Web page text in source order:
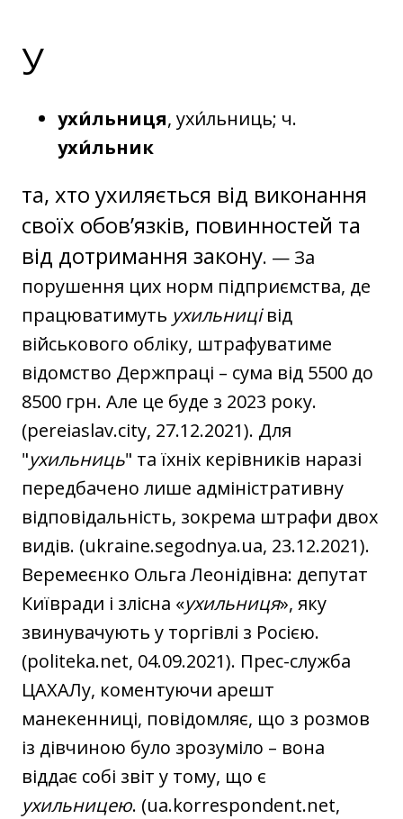
У
ухи́льниця, ухи́льниць; ч.
ухи́льник
та, хто ухиляється від виконання
своїх обов’язків, повинностей та
від дотримання закону. — За
порушення цих норм підприємства, де
працюватимуть ухильницівід
військового обліку, штрафуватиме
відомство Держпраці – сума від 5500 до
8500 грн. Але це буде з 2023 року.
(pereiaslav.city, 27.12.2021). Для
"ухильниць" та їхніх керівників наразі
передбачено лише адміністративну
відповідальність, зокрема штрафи двох
видів. (ukraine.segodnya.ua, 23.12.2021).
Веремеєнко Ольга Леонідівна: депутат
Київради і злісна «ухильниця», яку
звинувачують у торгівлі з Росією.
(politeka.net, 04.09.2021). Прес-служба
ЦАХАЛу, коментуючи арешт
манекенниці, повідомляє, що з розмов
із дівчиною було зрозуміло – вона
віддає собі звіт у тому, що є
ухильницею. (ua.korrespondent.net,